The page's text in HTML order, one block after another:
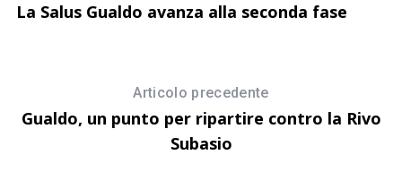
La Salus Gualdo avanza alla seconda fase
Articolo precedente
Gualdo, un punto per ripartire contro la Rivo
Subasio